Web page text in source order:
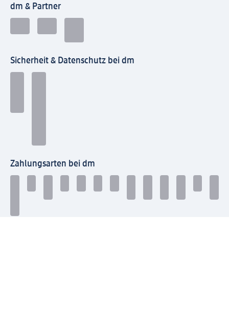
dm & Partner
Sicherheit & Datenschutz bei dm
Zahlungsarten bei dm